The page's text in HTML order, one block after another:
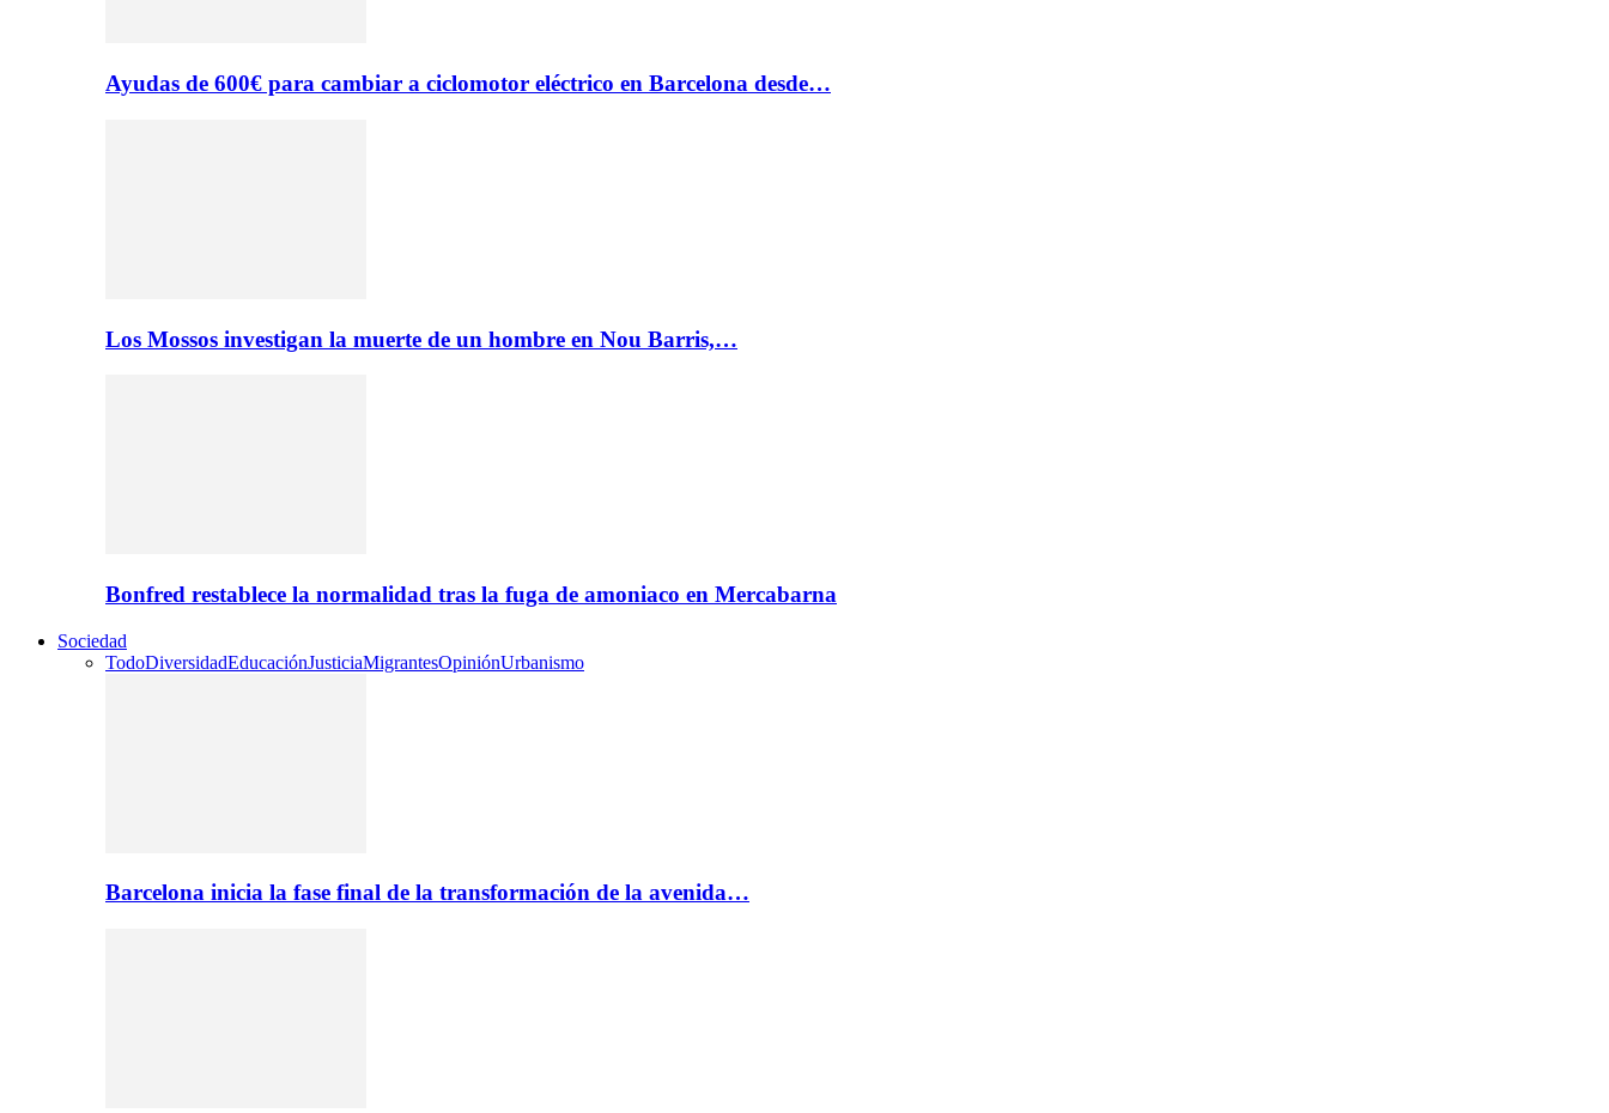
Ayudas de 600€ para cambiar a ciclomotor eléctrico en Barcelona desde…
Los Mossos investigan la muerte de un hombre en Nou Barris,…
Bonfred restablece la normalidad tras la fuga de amoniaco en Mercabarna
Sociedad
TodoDiversidadEducaciónJusticiaMigrantesOpiniónUrbanismo
Barcelona inicia la fase final de la transformación de la avenida…